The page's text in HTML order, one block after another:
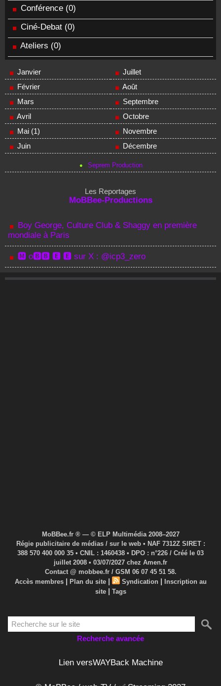
Conférence (0)
Ciné-Debat (0)
Ateliers (0)
Janvier
Février
Mars
Avril
Mai (1)
Juin
Juillet
Août
Septembre
Octobre
Novembre
Décembre
Seprem Production
Les Reportages
MoBBee-Productions
Boy George, Culture Club & Shaggy en première
mondiale à Paris
🅼 o🅱🅱 🅴 🅴 sur X : @icp3_zero
MoBBee.fr ® — © ELP Multimédia 2008–2027
Régie publicitaire de médias / sur le web • NAF 7312Z SIRET :
388 570 400 000 35 • CNIL : 1460438 • DPO : n°226 / Créé le 03
juillet 2008 • 03/07/2027 chez Amen.fr
Contact @ mobbee.fr / GSM 06 07 45 51 58.
Accès membres | Plan du site | Syndication |
Inscription au
site | Tags
Recherche avancée
Lien versWAYBack Machine